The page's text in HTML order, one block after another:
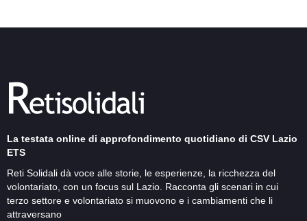
La testata online di approfondimento quotidiano di CSV Lazio
ETS
Reti Solidali dà voce alle storie, le esperienze, la ricchezza del
volontariato, con un focus sul Lazio. Racconta gli scenari in cui
terzo settore e volontariato si muovono e i cambiamenti che li
attraversano